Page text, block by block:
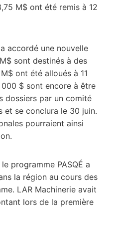
M$ ont été remis à 12
accordé une nouvelle
sont destinés à des
ont été alloués à 11
$ sont encore à être
dossiers par un comité
et se conclura le 30 juin.
pourraient ainsi
programme PASQÉ a
la région au cours des
LAR Machinerie avait
lors de la première